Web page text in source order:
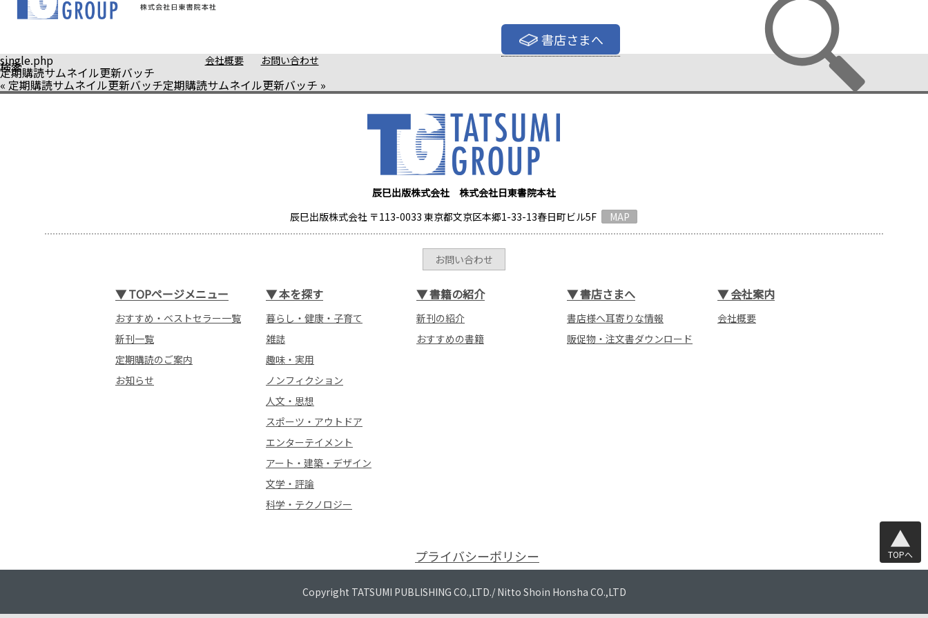
書店さまへ
会社概要 お問い合わせ
検索
single.php
定期購読サムネイル更新バッチ
« 定期購読サムネイル更新バッチ定期購読サムネイル更新バッチ »
辰巳出版株式会社 株式会社日東書院本社
辰巳出版株式会社 〒113-0033 東京都文京区本郷1-33-13春日町ビル5F
MAP
お問い合わせ
▼TOPページメニュー
おすすめ・ベストセラー一覧
新刊一覧
定期購読のご案内
お知らせ
▼本を探す
暮らし・健康・子育て
雑誌
趣味・実用
ノンフィクション
人文・思想
スポーツ・アウトドア
エンターテイメント
アート・建築・デザイン
文学・評論
科学・テクノロジー
▼書籍の紹介
新刊の紹介
おすすめの書籍
▼書店さまへ
書店様へ耳寄りな情報
販促物・注文書ダウンロード
▼会社案内
会社概要
プライバシーポリシー TOPへ
Copyright TATSUMI PUBLISHING CO.,LTD./ Nitto Shoin Honsha CO.,LTD